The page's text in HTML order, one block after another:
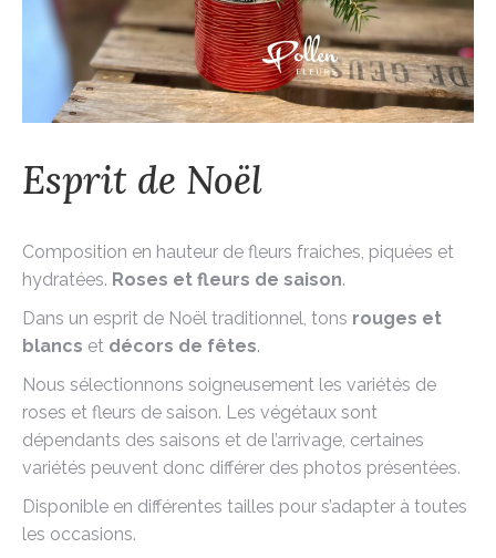
Esprit de Noël
Composition en hauteur de fleurs fraiches, piquées et
hydratées. Roses et fleurs de saison.
Dans un esprit de Noël traditionnel, tons rouges et
blancs et décors de fêtes.
Nous sélectionnons soigneusement les variétés de
roses et fleurs de saison. Les végétaux sont
dépendants des saisons et de l’arrivage, certaines
variétés peuvent donc différer des photos présentées.
Disponible en différentes tailles pour s’adapter à toutes
les occasions.